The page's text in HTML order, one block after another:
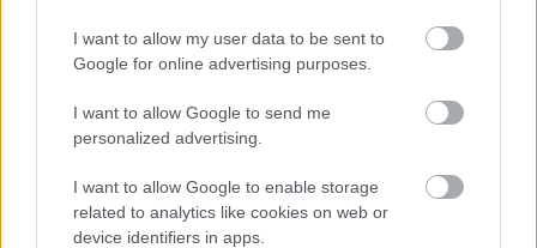
I want to allow my user data to be sent to
Google for online advertising purposes.
I want to allow Google to send me
personalized advertising.
I want to allow Google to enable storage
related to analytics like cookies on web or
device identifiers in apps.